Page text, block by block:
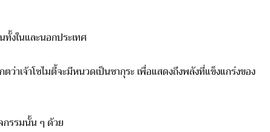
ทั้งในและนอกประเทศ
ว่าเจ้าโซไมตี้จะมีหนวดเป็นซากุระ เพื่อแสดงถึงพลังที่แข็งแกร่งของ
กรรมนั้น ๆ ด้วย